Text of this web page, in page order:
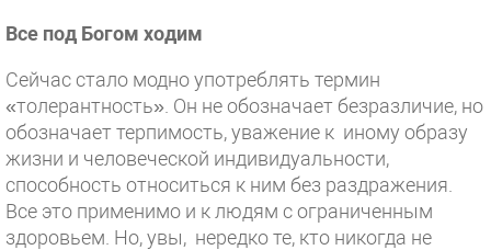
Все под Богом ходим
Сейчас стало модно употреблять термин
«толерантность». Он не обозначает безразличие, но
обозначает терпимость, уважение к иному образу
жизни и человеческой индивидуальности,
способность относиться к ним без раздражения.
Все это применимо и к людям с ограниченным
здоровьем. Но, увы, нередко те, кто никогда не